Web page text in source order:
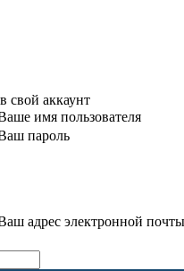
свой аккаунт
имя пользователя
пароль
адрес электронной почты